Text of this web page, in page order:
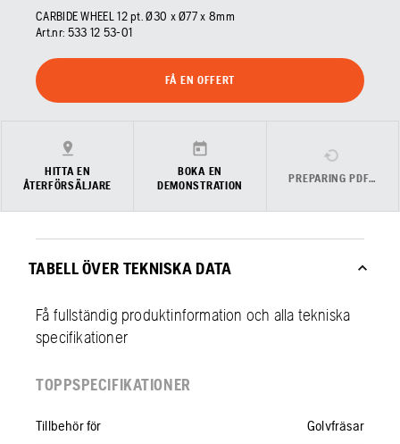
CARBIDE WHEEL 12 pt. Ø30 x Ø77 x 8mm
Art.nr: 533 12 53‑01
FÅ EN OFFERT
HITTA EN
ÅTERFÖRSÄLJARE
BOKA EN
DEMONSTRATION
PREPARING PDF…
TABELL ÖVER TEKNISKA DATA
Få fullständig produktinformation och alla tekniska
specifikationer
TOPPSPECIFIKATIONER
Tillbehör för Golvfräsar